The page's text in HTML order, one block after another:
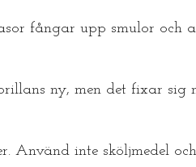
fångar upp smulor och
ny, men det fixar sig
Använd inte sköljmedel